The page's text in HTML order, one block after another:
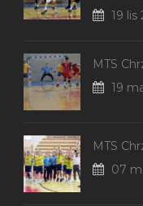
19 lis
MTS
19
MTS
07